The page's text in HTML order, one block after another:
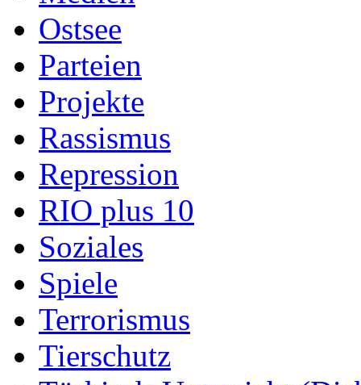
Ostsee
Parteien
Projekte
Rassismus
Repression
RIO plus 10
Soziales
Spiele
Terrorismus
Tierschutz